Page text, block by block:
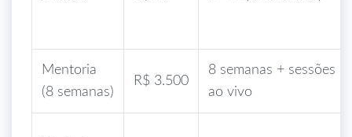
Mentoria
(8 semanas)
R$ 3.500
8 semanas + sessões
ao vivo